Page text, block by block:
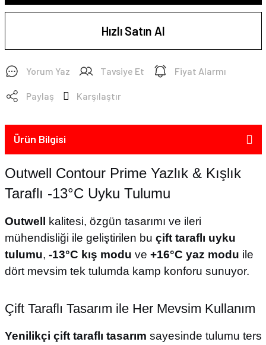
Hızlı Satın Al
Yorum Yaz Tavsiye Et Fiyat Alarmı
Paylaş Karşılaştır
Ürün Bilgisi
Outwell Contour Prime Yazlık & Kışlık
Taraflı -13°C Uyku Tulumu
Outwell
kalitesi, özgün tasarımı ve ileri
mühendisliği ile geliştirilen bu çift taraflı uyku
tulumu, -13°C kış modu ve +16°C yaz modu ile
dört mevsim tek tulumda kamp konforu sunuyor.
Çift Taraflı Tasarım ile Her Mevsim Kullanım
Yenilikçi çift taraflı tasarım sayesinde tulumu ters